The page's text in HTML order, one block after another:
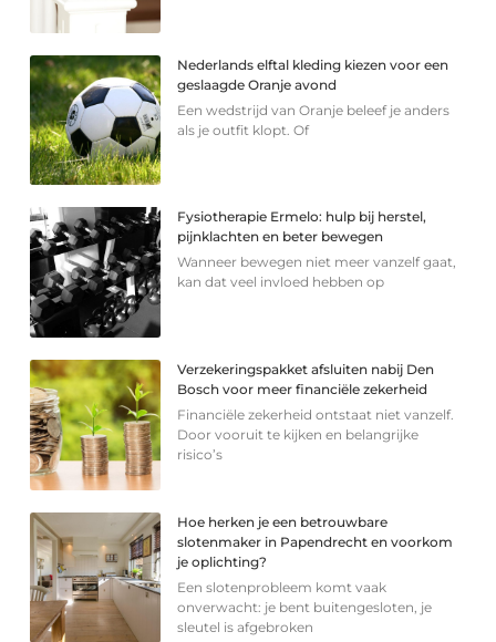
Nederlands elftal kleding kiezen voor een
geslaagde Oranje avond
Een wedstrijd van Oranje beleef je anders
als je outfit klopt. Of
Fysiotherapie Ermelo: hulp bij herstel,
pijnklachten en beter bewegen
Wanneer bewegen niet meer vanzelf gaat,
kan dat veel invloed hebben op
Verzekeringspakket afsluiten nabij Den
Bosch voor meer financiële zekerheid
Financiële zekerheid ontstaat niet vanzelf.
Door vooruit te kijken en belangrijke
risico’s
Hoe herken je een betrouwbare
slotenmaker in Papendrecht en voorkom
je oplichting?
Een slotenprobleem komt vaak
onverwacht: je bent buitengesloten, je
sleutel is afgebroken